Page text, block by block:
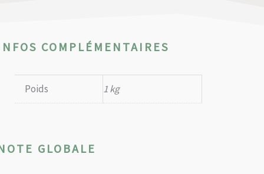
COMPLÉMENTAIRES
Poids 1 kg
GLOBALE